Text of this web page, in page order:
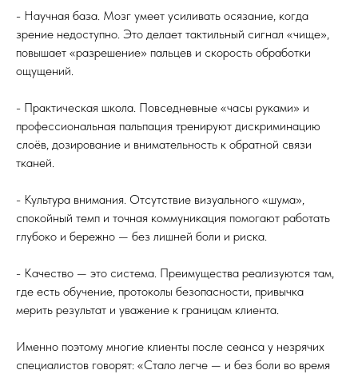
- Научная база. Мозг умеет усиливать осязание, когда
зрение недоступно. Это делает тактильный сигнал «чище»,
повышает «разрешение» пальцев и скорость обработки
ощущений.
- Практическая школа. Повседневные «часы руками» и
профессиональная пальпация тренируют дискриминацию
слоёв, дозирование и внимательность к обратной связи
тканей.
- Культура внимания. Отсутствие визуального «шума»,
спокойный темп и точная коммуникация помогают работать
глубоко и бережно — без лишней боли и риска.
- Качество — это система. Преимущества реализуются там,
где есть обучение, протоколы безопасности, привычка
мерить результат и уважение к границам клиента.
Именно поэтому многие клиенты после сеанса у незрячих
специалистов говорят: «Стало легче — и без боли во время